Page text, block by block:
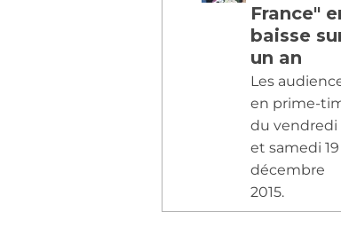
France"
baisse
un an
Les
en prime-
du vendredi
et samedi 19
décembre
2015.